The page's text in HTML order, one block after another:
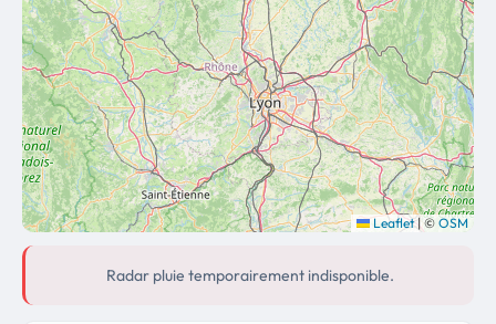
Leaflet |© OSM
Radar pluie temporairement indisponible.